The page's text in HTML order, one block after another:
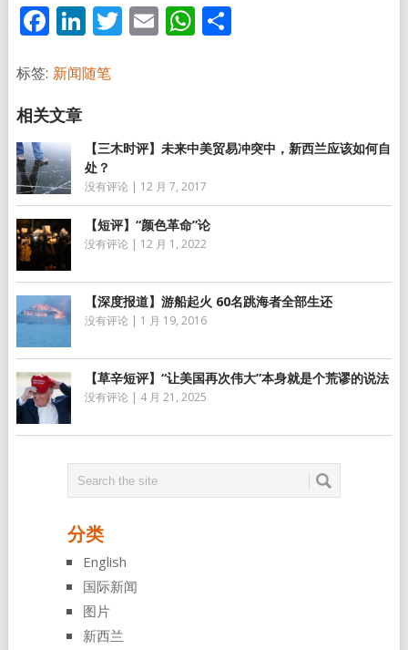
Facebook
LinkedIn
Twitter
EmailWhatsApp
分
标签: 新闻随笔
【三木时评】未来中美贸易冲突中，新西兰应该如何自
处？
没有评论 | 12 月 7, 2017
【短评】“颜色革命”论
没有评论 | 12 月 1, 2022
【深度报道】游船起火 60名跳海者全部生还
没有评论 | 1 月 19, 2016
【草辛短评】“让美国再次伟大”本身就是个荒谬的说法
没有评论 | 4 月 21, 2025
分类
English
国际新闻
图片
新西兰